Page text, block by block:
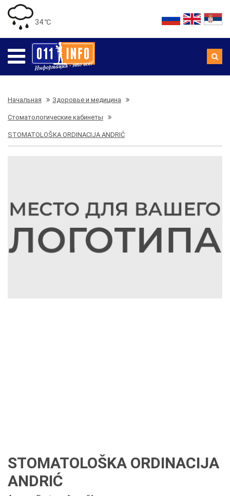
34 ℃
Начальная Здоровье и медицина
Стоматологические кабинеты
STOMATOLOŠKA ORDINACIJA ANDRIĆ
STOMATOLOŠKA ORDINACIJA
ANDRIĆ